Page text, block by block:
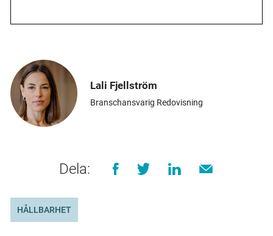
Lali Fjellström
Branschansvarig Redovisning
Dela:
HÅLLBARHET